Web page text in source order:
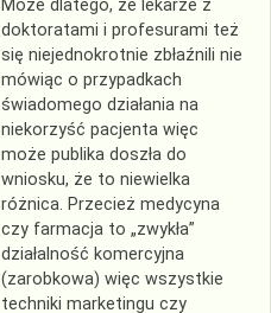
Może dlatego, że lekarze z
doktoratami i profesurami też
się niejednokrotnie zbłaźnili nie
mówiąc o przypadkach
świadomego działania na
niekorzyść pacjenta więc
może publika doszła do
wniosku, że to niewielka
różnica. Przecież medycyna
czy farmacja to „zwykła”
działalność komercyjna
(zarobkowa) więc wszystkie
techniki marketingu czy